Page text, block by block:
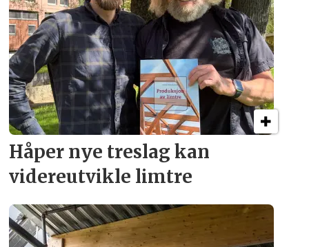
Håper nye treslag kan
videreutvikle limtre